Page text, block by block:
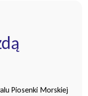
Piosenki Morskiej